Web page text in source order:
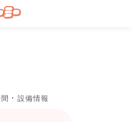
・設備情報